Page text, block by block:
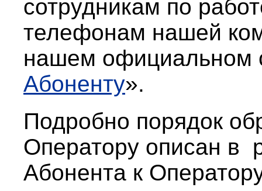
сотрудникам по
телефонам нашей
нашем официальном
Абоненту».
Подробно порядок
Оператору описан в
Абонента к